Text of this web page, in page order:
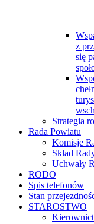
z
się
Strategia
Rada Powiatu
Komisje
Skład
Uchwały
RODO
Spis telefonów
Stan
STAROSTWO